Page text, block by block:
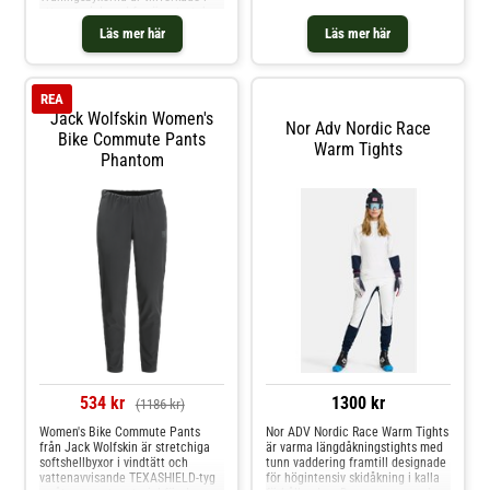
Läs mer här
ett material med fyrvägsstretch
och strategisk ventilation som ger
stor rörelsefrihet och håller dig
sval under intensiva pass. Platta
meshventilation Två fickor i
sidorna En bakficka med
dragkedja Justerbar midja med
dragsko Tryckt logotyp Material:
80% polyester, 20 % elastan
Läs mer här
Jack Wolfskin Women's
Bike Commute Pants
Phantom
REA
534 kr (1186 kr)
Women's Bike Commute Pants
från Jack Wolfskin är stretchiga
softshellbyxor i vindtätt och
vattenavvisande TEXASHIELD-tyg
Nor Adv Nordic Race
Warm Tights
1300 kr
Nor ADV Nordic Race Warm Tights
är varma längdåkningstights med
tunn vaddering framtill designade
för högintensiv skidåkning i kalla